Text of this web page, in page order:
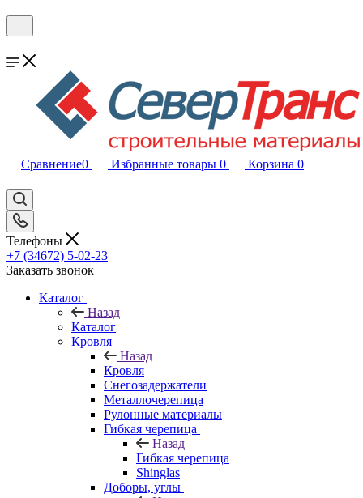
Сравнение0 Избранные товары 0 Корзина 0
Телефоны
+7 (34672) 5-02-23
Заказать звонок
Каталог
Назад
Каталог
Кровля
Назад
Кровля
Снегозадержатели
Металлочерепица
Рулонные материалы
Гибкая черепица
Назад
Гибкая черепица
Shinglas
Доборы, углы